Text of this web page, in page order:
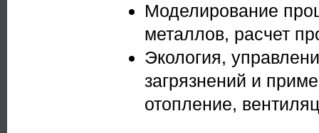
Моделирование
металлов, расчет
Экология,
загрязнений и
отопление,